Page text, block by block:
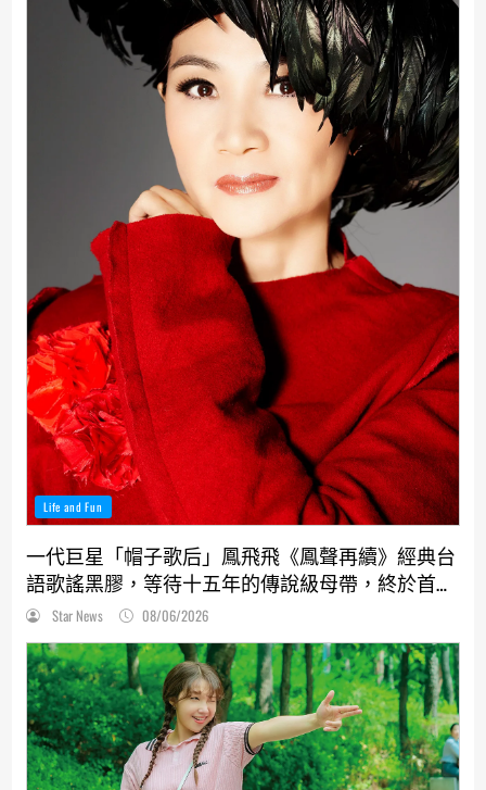
Life and Fun
一代巨星「帽子歌后」鳳飛飛《鳳聲再續》經典台
語歌謠黑膠，等待十五年的傳說級母帶，終於首度
解封！
Star News 08/06/2026